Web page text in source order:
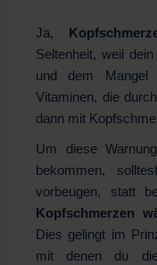
Ja,
Seltenheit, weil
und dem Mangel
Vitaminen, die
dann mit
Um diese
bekommen,
vorbeugen, statt
Kopfschmerzen
Dies gelingt im
mit denen du